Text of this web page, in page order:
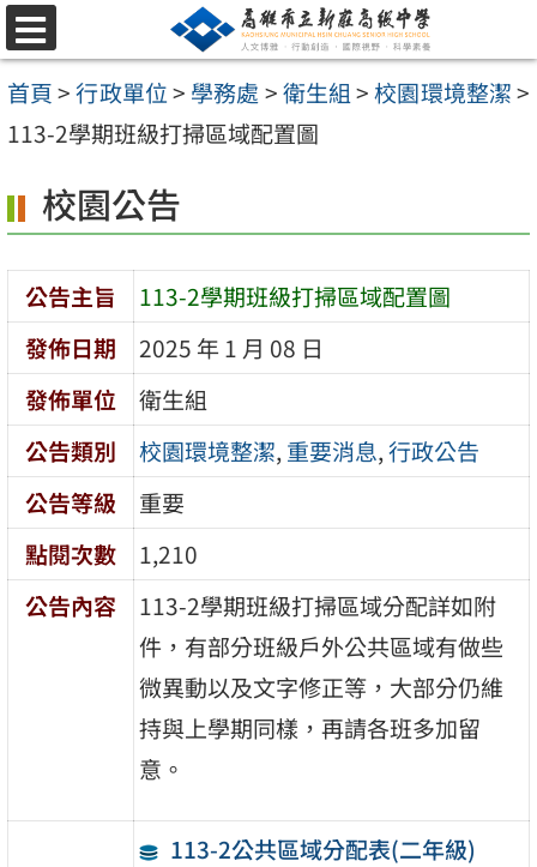
跳
至
主
要
容
區
選
單
首頁>行政單位> 學務處 >衛生組 >校園環境整潔>
113-2學期班級打掃區域配置圖
校園公告
公告主旨
113-2學期班級打掃區域配置圖
發佈日期
2025 年 1 月 08 日
發佈單位
衛生組
公告類別
校園環境整潔,重要消息,行政公告
公告等級
重要
點閱次數
1,210
公告內容
113-2學期班級打掃區域分配詳如附
件，有部分班級戶外公共區域有做些
微異動以及文字修正等，大部分仍維
持與上學期同樣，再請各班多加留
意。
113-2公共區域分配表(二年級)